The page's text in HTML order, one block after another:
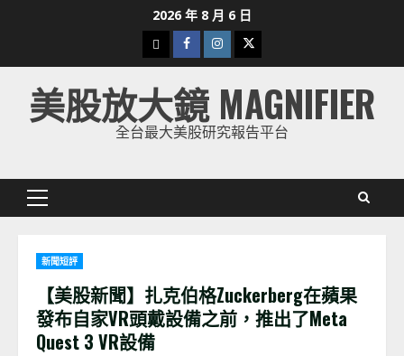
2026 年 8 月 6 日
下
載
美
股
Facebook
Instagram
Twitter
美股放大鏡 MAGNIFIER
全台最大美股研究報告平台
Primary
新聞短評
【美股新聞】扎克伯格Zuckerberg在蘋果
發布自家VR頭戴設備之前，推出了Meta
Quest 3 VR設備